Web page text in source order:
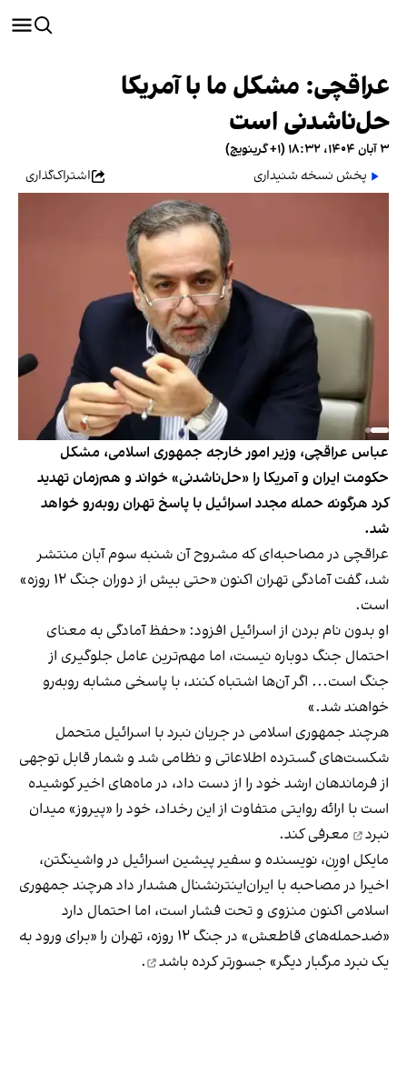
عراقچی: مشکل ما با آمریکا
حل‌ناشدنی است
۳ آبان ۱۴۰۴، ۱۸:۳۲ (‎+۱ گرینویچ)
پخش نسخه شنیداری
اشتراک‌گذاری
عباس عراقچی، وزیر امور خارجه جمهوری اسلامی، مشکل
حکومت ایران و آمریکا را «حل‌ناشدنی» خواند و هم‌زمان تهدید
کرد هرگونه حمله مجدد اسرائیل با پاسخ تهران روبه‌رو خواهد
شد.
عراقچی در مصاحبه‌ای که مشروح آن شنبه سوم آبان منتشر
شد، گفت آمادگی تهران اکنون «حتی بیش از دوران جنگ ۱۲ روزه»
است.
او بدون نام بردن از اسرائیل افزود: «حفظ آمادگی به معنای
احتمال جنگ دوباره نیست، اما مهم‌ترین عامل جلوگیری از
جنگ است... اگر آن‌ها اشتباه کنند، با پاسخی مشابه روبه‌رو
خواهند شد.»
هرچند جمهوری اسلامی در جریان نبرد با اسرائیل متحمل
شکست‌های گسترده اطلاعاتی و نظامی شد و شمار قابل توجهی
از فرماندهان ارشد خود را از دست داد، در ماه‌های اخیر کوشیده
است با ارائه روایتی متفاوت از این رخداد، خود را «پیروز» میدان
نبرد
معرفی کند.
مایکل اورِن، نویسنده و سفیر پیشین اسرائیل در واشینگتن،
اخیرا در مصاحبه با ایران‌اینترنشنال هشدار داد هرچند جمهوری
اسلامی اکنون منزوی و تحت فشار است، اما احتمال دارد
«ضدحمله‌های قاطعش» در جنگ ۱۲ روزه، تهران را «برای ورود به
یک نبرد مرگبار دیگر»جسورتر کرده باشد .